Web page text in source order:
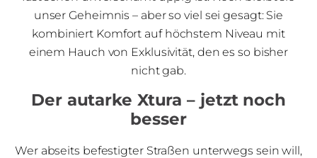
unser Geheimnis – aber so viel sei gesagt: Sie
kombiniert Komfort auf höchstem Niveau mit
einem Hauch von Exklusivität, den es so bisher
nicht gab.
Der autarke Xtura – jetzt noch
besser
Wer abseits befestigter Straßen unterwegs sein will,